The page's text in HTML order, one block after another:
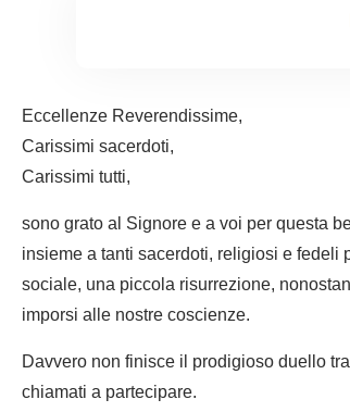
Eccellenze Reverendissime,
Carissimi sacerdoti,
Carissimi tutti,
sono grato al Signore e a voi per questa
insieme a tanti sacerdoti, religiosi e
sociale, una piccola risurrezione,
imporsi alle nostre coscienze.
Davvero non finisce il prodigioso duello
chiamati a partecipare.